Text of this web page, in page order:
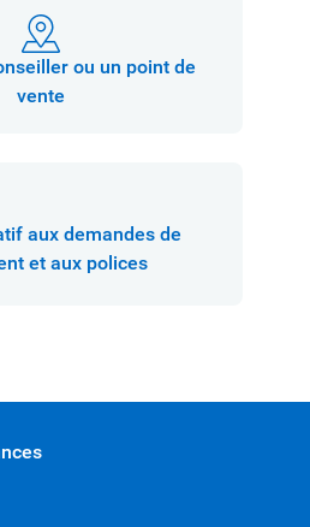
ou un point de
vente
aux demandes de
et aux polices